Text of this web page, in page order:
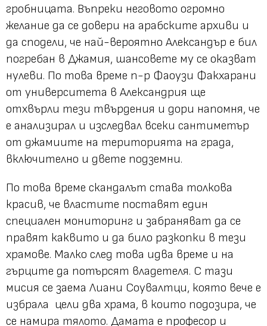
гробницата. Въпреки неговото огромно
желание да се довери на арабските архиви и
да сподели, че най-вероятно Александър е бил
погребан в Джамия, шансовете му се оказват
нулеви. По това време п-р Фаоузи Факхарани
от университета в Александрия ще
отхвърли тези твърдения и дори напомня, че
е анализирал и изследвал всеки сантиметър
от джамиите на територията на града,
включително и двете подземни.
По това време скандалът става толкова
красив, че властите поставят един
специален мониторинг и забраняват да се
правят каквито и да било разкопки в тези
храмове. Малко след това идва време и на
гърците да потърсят владетеля. С тази
мисия се заема Лиани Соувалтци, която вече е
избрала цели два храма, в които подозира, че
се намира тялото. Дамата е професор и